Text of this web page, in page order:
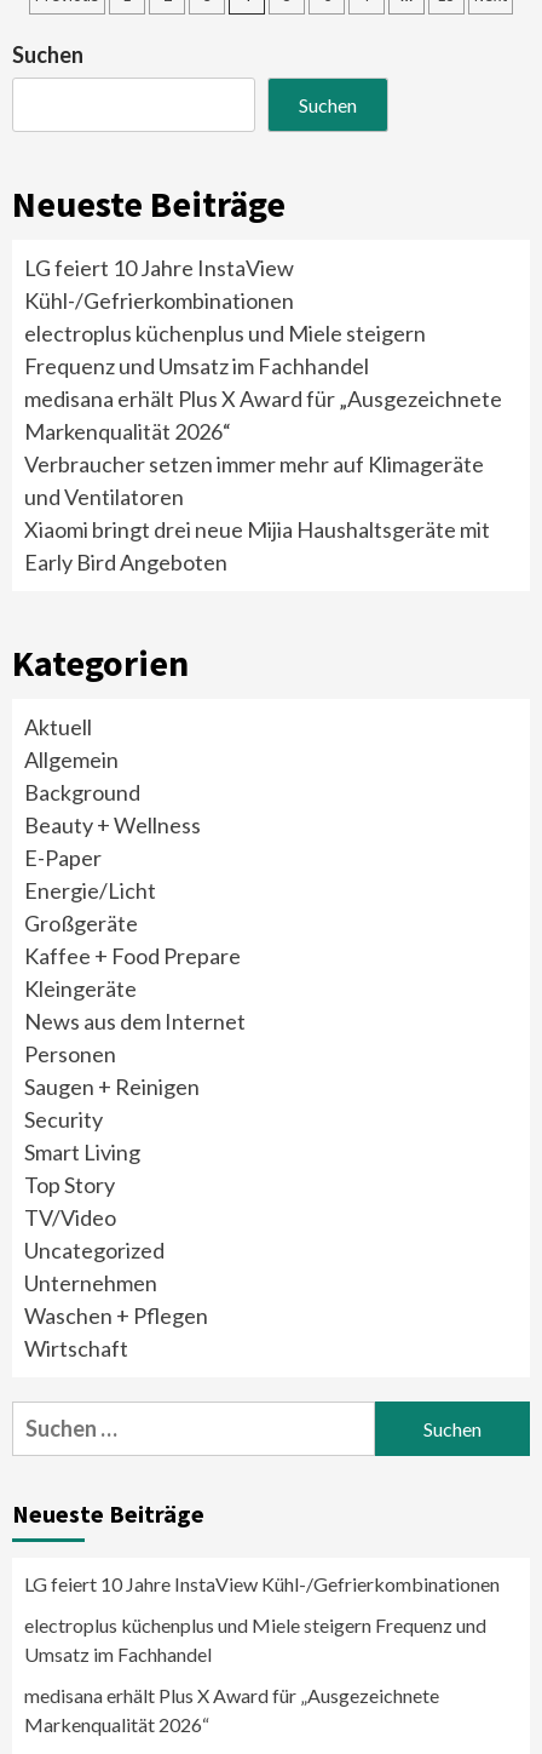
der
Beiträge
Suchen
Suchen
Neueste Beiträge
LG feiert 10 Jahre InstaView
Kühl-/Gefrierkombinationen
electroplus küchenplus und Miele steigern
Frequenz und Umsatz im Fachhandel
medisana erhält Plus X Award für „Ausgezeichnete
Markenqualität 2026“
Verbraucher setzen immer mehr auf Klimageräte
und Ventilatoren
Xiaomi bringt drei neue Mijia Haushaltsgeräte mit
Early Bird Angeboten
Kategorien
Aktuell
Allgemein
Background
Beauty + Wellness
E-Paper
Energie/Licht
Großgeräte
Kaffee + Food Prepare
Kleingeräte
News aus dem Internet
Personen
Saugen + Reinigen
Security
Smart Living
Top Story
TV/Video
Uncategorized
Unternehmen
Waschen + Pflegen
Wirtschaft
Suchen
nach:
Neueste Beiträge
LG feiert 10 Jahre InstaView Kühl-/Gefrierkombinationen
electroplus küchenplus und Miele steigern Frequenz und
Umsatz im Fachhandel
medisana erhält Plus X Award für „Ausgezeichnete
Markenqualität 2026“